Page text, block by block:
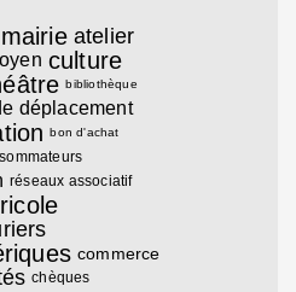
atelier
culture
bibliothèque
déplacement
bon d'achat
réseaux associatif
commerce
chèques